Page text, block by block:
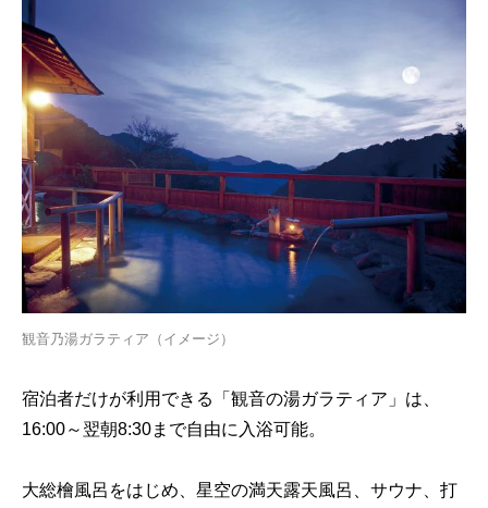
観音乃湯ガラティア（イメージ）
宿泊者だけが利用できる「観音の湯ガラティア」は、
16:00～翌朝8:30まで自由に入浴可能。
大総檜風呂をはじめ、星空の満天露天風呂、サウナ、打